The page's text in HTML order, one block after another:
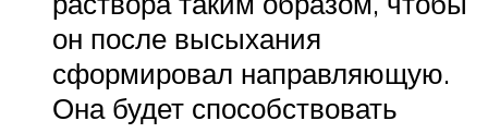
он после высыхания
сформировал направляющую.
Она будет способствовать